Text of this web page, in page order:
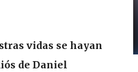
vidas se hayan
de Daniel